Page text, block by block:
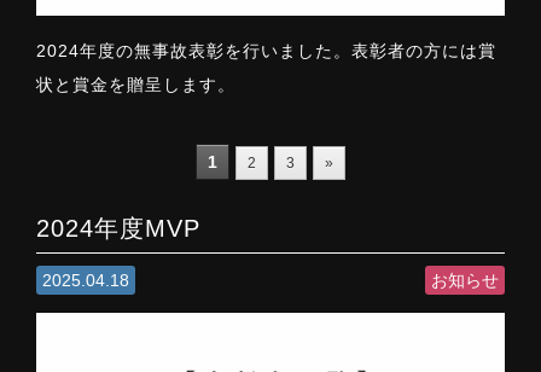
2024年度の無事故表彰を行いました。表彰者の方には賞
状と賞金を贈呈します。
1 2 3 »
2024年度MVP
2025.04.18 お知らせ